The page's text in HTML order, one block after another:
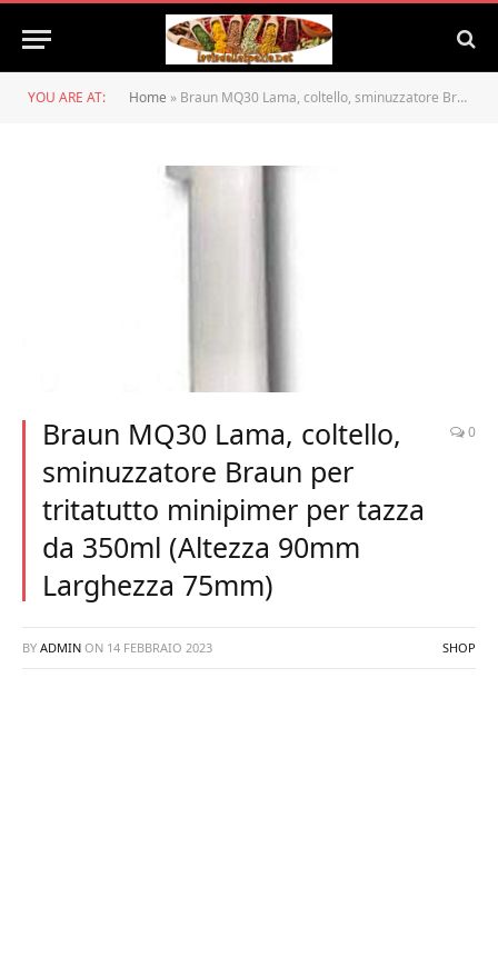
YOU ARE AT: Home » Braun MQ30 Lama, coltello, sminuzzatore Braun per tritatutto minipimer per tazza da 350ml (Altezza 90mm Larghezza 75mm)
Braun MQ30 Lama, coltello,
sminuzzatore Braun per
tritatutto minipimer per tazza
da 350ml (Altezza 90mm
Larghezza 75mm)
0
BY ADMIN ON 14 FEBBRAIO 2023 SHOP